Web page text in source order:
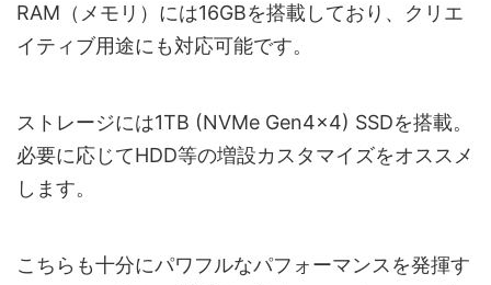
RAM（メモリ）には16GBを搭載しており、クリエ
イティブ用途にも対応可能です。
ストレージには1TB (NVMe Gen4×4) SSDを搭載。
必要に応じてHDD等の増設カスタマイズをオススメ
します。
こちらも十分にパワフルなパフォーマンスを発揮す